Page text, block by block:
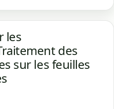
les
des
sur les feuilles